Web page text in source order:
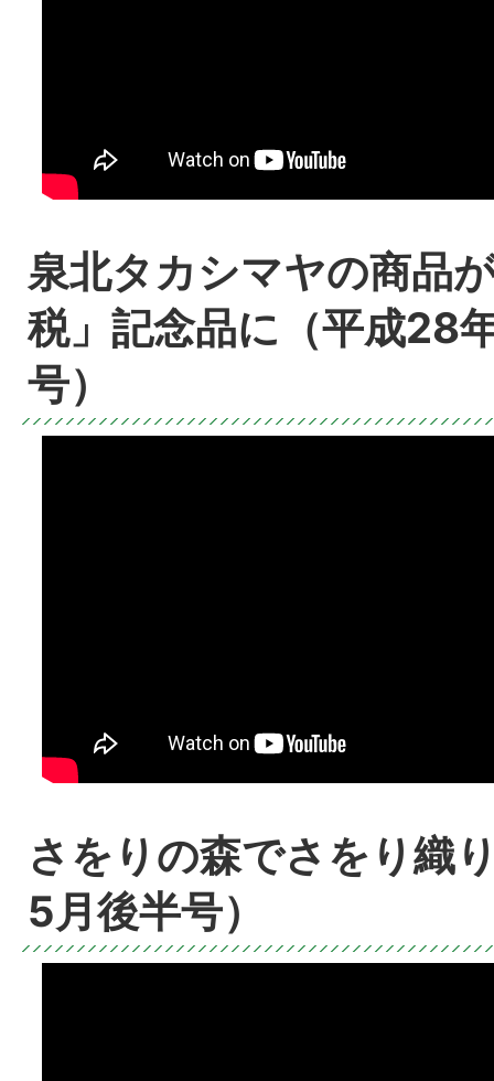
泉北タカシマヤの商品
税」記念品に（平成28
号）
さをりの森でさをり織
5月後半号）